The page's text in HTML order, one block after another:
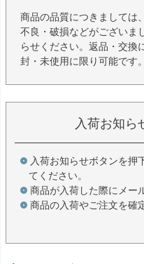
商品の品質につきましては
不良・破損などがございま
らせください。返品・交換
封・未使用に限り可能です。
入荷お知ら
入荷お知らせボタンを押
てください。
商品が入荷した際にメー
商品の入荷やご注文を確